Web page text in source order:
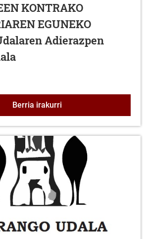
KONTRAKO
EGUNEKO
Adierazpen
Berria irakurri